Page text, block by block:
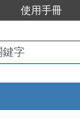
使用手冊